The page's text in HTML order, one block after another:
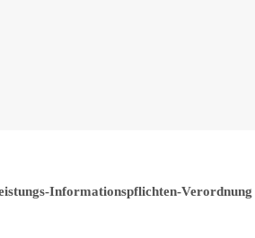
Informationspflichten-